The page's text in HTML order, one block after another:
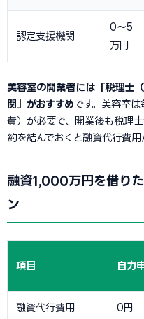
認定支援機関
0〜5
万円
美容室の開業者には「税理士
関」がおすすめです。美容室
費）が必要で、開業後も税理
約を結んでおくと融資代行費用
融資1,000万円を借り
ン
項目 自力
融資代行費用 0円